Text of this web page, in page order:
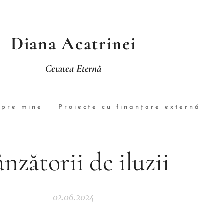
Diana Acatrinei
Cetatea Eternă
mine Proiecte cu finanțare externă
de iluzii
02.06.2024